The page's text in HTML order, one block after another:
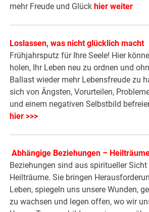
mehr Freude und Glück hier weiter
Loslassen, was nicht glücklich macht
Frühjahrsputz für Ihre Seele! Hier
holen, Ihr Leben neu zu ordnen und
Ballast wieder mehr Lebensfreude zu
sich von Ängsten, Vorurteilen,
und einem negativen Selbstbild
hier >>>
Abhängige Beziehungen –
Beziehungen sind aus spiritueller
Heilträume. Sie bringen
Leben, spiegeln uns unsere Wunden,
zu wachsen und legen offen, wo wir